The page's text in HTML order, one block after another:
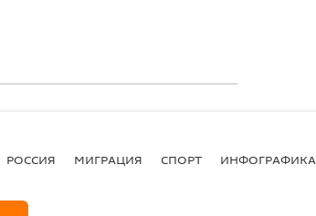
РОССИЯ МИГРАЦИЯ СПОРТ ИНФОГРАФИКА